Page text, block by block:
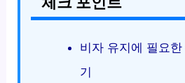
비자 유지에 필요
기